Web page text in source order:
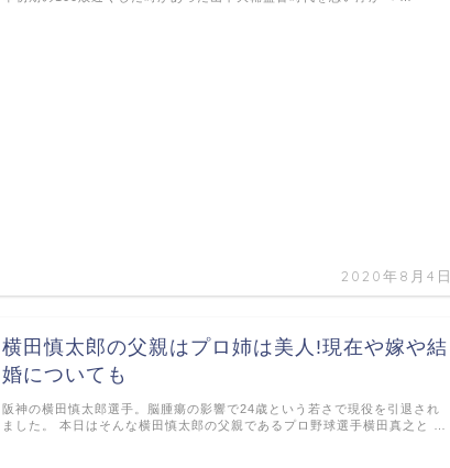
2020年8月4日
横田慎太郎の父親はプロ姉は美人!現在や嫁や結
婚についても
阪神の横田慎太郎選手。脳腫瘍の影響で24歳という若さで現役を引退され
ました。 本日はそんな横田慎太郎の父親であるプロ野球選手横田真之と …